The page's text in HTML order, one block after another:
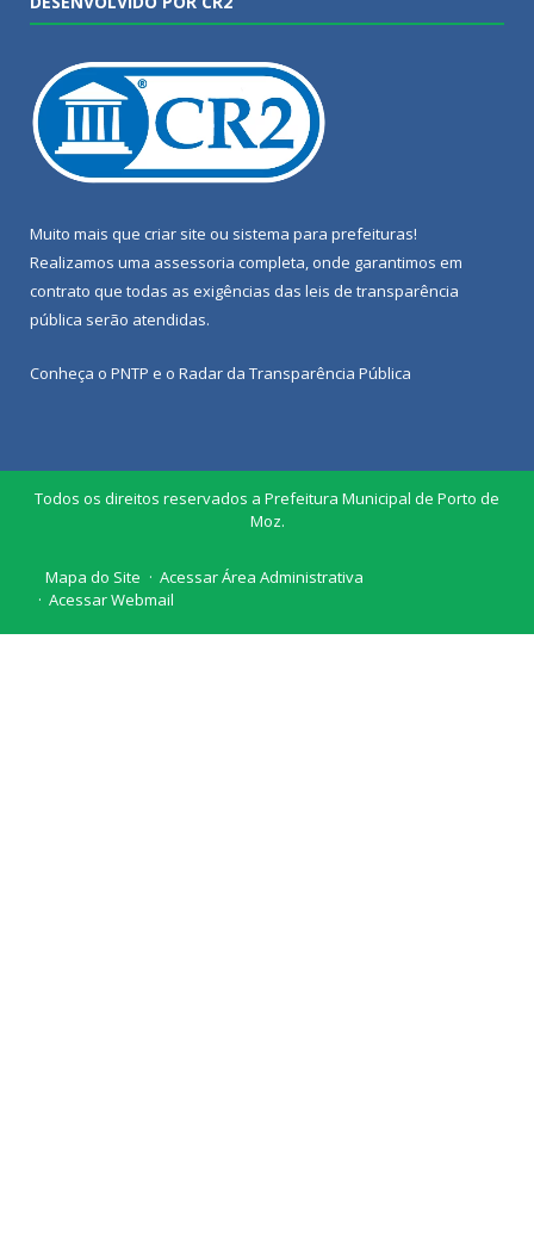
Muito mais que criar site ou sistema para prefeituras!
Realizamos uma assessoria completa, onde garantimos em
contrato que todas as exigências das leis de transparência
pública serão atendidas.
Conheça o PNTP e o Radar da Transparência Pública
Todos os direitos reservados a Prefeitura Municipal de Porto de
Moz.
Mapa do Site
Acessar Área Administrativa
Acessar Webmail